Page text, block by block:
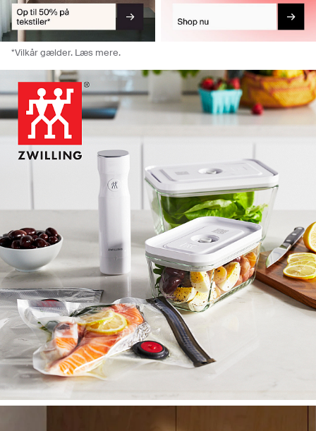
*Vilkår gælder. Læs mere.